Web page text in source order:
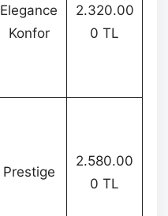
Elegance
Konfor
2.320.00
0 TL
Prestige
2.580.00
0 TL